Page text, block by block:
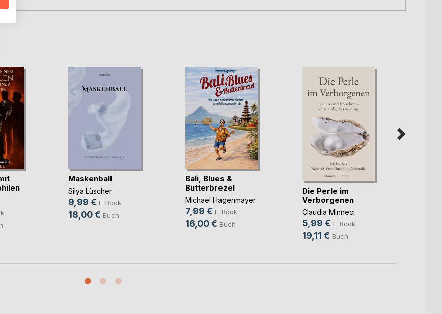
Maskenball
Silya Lüscher
9,99 € E-Book
18,00 € Buch
Bali, Blues &
Butterbrezel
Michael Hagenmayer
7,99 € E-Book
16,00 € Buch
Die Perle im
Verborgenen
Claudia Minneci
5,99 € E-Book
19,11 € Buch